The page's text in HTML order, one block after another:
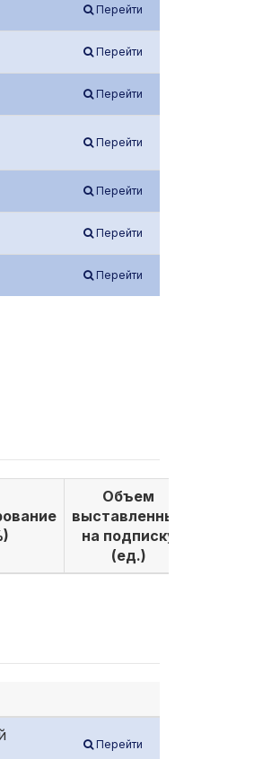
Перейти
Перейти
Перейти
Перейти
Перейти
Перейти
Перейти
Объем
выставленных
на подписку
(ед.)
Перейти